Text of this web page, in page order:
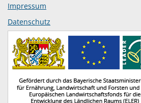
Impressum
Datenschutz